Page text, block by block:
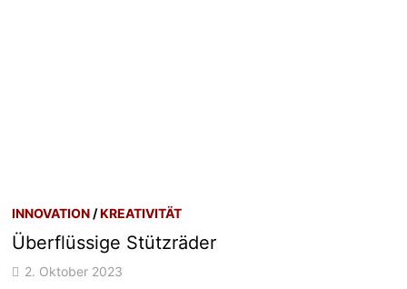
INNOVATION /KREATIVITÄT
Überflüssige Stützräder
2. Oktober 2023